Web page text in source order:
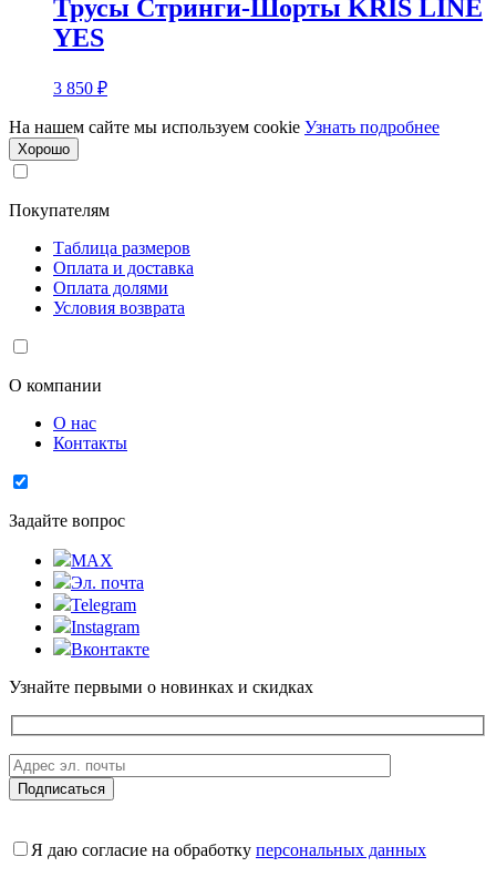
Трусы Стринги-Шорты KRIS LINE
YES
3 850 ₽
На нашем сайте мы используем cookie Узнать подробнее
Хорошо
Покупателям
Таблица размеров
Оплата и доставка
Оплата долями
Условия возврата
О компании
О нас
Контакты
Задайте вопрос
MAX
Эл. почта
Telegram
Instagram
Вконтакте
Узнайте первыми о новинках и скидках
Я даю согласие на обработку персональных данных